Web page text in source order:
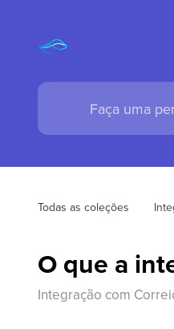
Todas as coleções
O que a
Integração com